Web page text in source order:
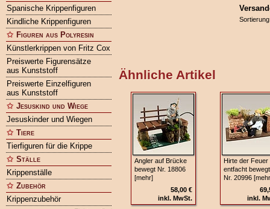
Spanische Krippenfiguren
Kindliche Krippenfiguren
Figuren aus Polyresin
Künstlerkrippen von Fritz Cox
Preiswerte Figurensätze
aus Kunststoff
Preiswerte Einzelfiguren
aus Kunststoff
Jesuskind und Wiege
Jesuskinder und Wiegen
Tiere
Tierfiguren für die Krippe
Ställe
Krippenställe
Zubehör
Krippenzubehör
Ähnliche Artikel
Angler auf Brücke
bewegt Nr. 18806
[mehr]
58,00 €
inkl. MwSt.
Hirte der Feuer
entfacht bewegt
Nr. 20996
inkl.